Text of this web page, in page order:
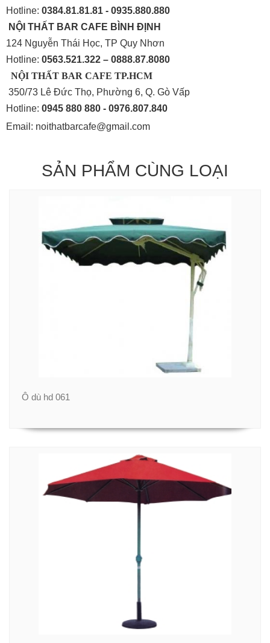
Hotline: 0384.81.81.81 - 0935.880.880
NỘI THẤT BAR CAFE BÌNH ĐỊNH
124 Nguyễn Thái Học, TP Quy Nhơn
Hotline: 0563.521.322 – 0888.87.8080
NỘI THẤT BAR CAFE TP.HCM
350/73 Lê Đức Thọ, Phường 6, Q. Gò Vấp
Hotline: 0945 880 880 - 0976.807.840
Email: noithatbarcafe@gmail.com
SẢN PHẨM CÙNG LOẠI
Ô dù hd 061